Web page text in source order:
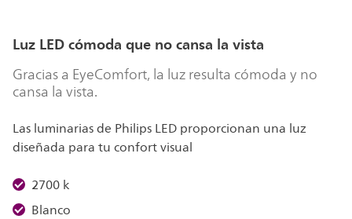
Luz LED cómoda que no cansa la vista
Gracias a EyeComfort, la luz resulta cómoda y no
cansa la vista.
Las luminarias de Philips LED proporcionan una luz
diseñada para tu confort visual
2700 k
Blanco